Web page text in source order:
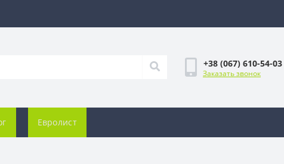
+38 (067) 610-54-03
Заказать звонок
Евролист